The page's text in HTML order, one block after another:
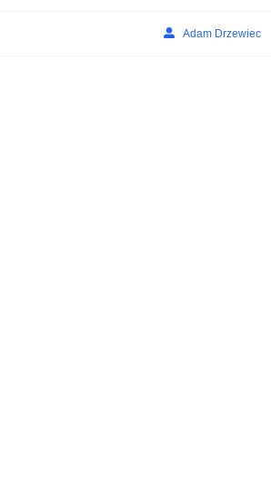
Adam Drzewiec